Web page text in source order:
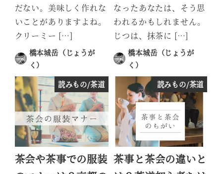
だない。美味しく作れな
いことがありますよね。
クリーミー […]
橋本城岳（じょうが
く）
投稿日
なったあなたは、そう思
われるかもしれません。
じつは、抹茶に […]
橋本城岳（じょうが
く）
投稿日
読みもの/茶道
茶会や茶事での服装
読みもの/茶道
茶事と茶会の違いと